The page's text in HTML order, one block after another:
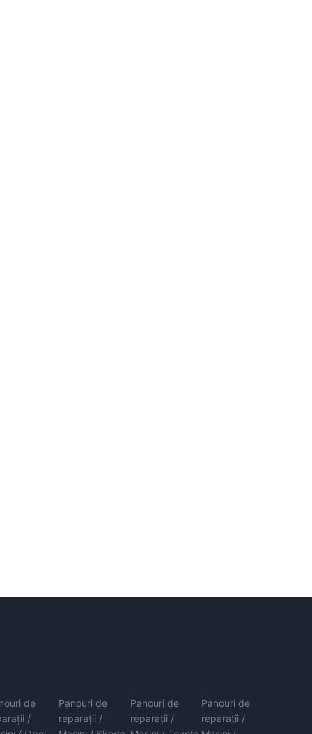
de
/
Panouri de
reparații /
Panouri de
reparații /
Panouri de
reparații /